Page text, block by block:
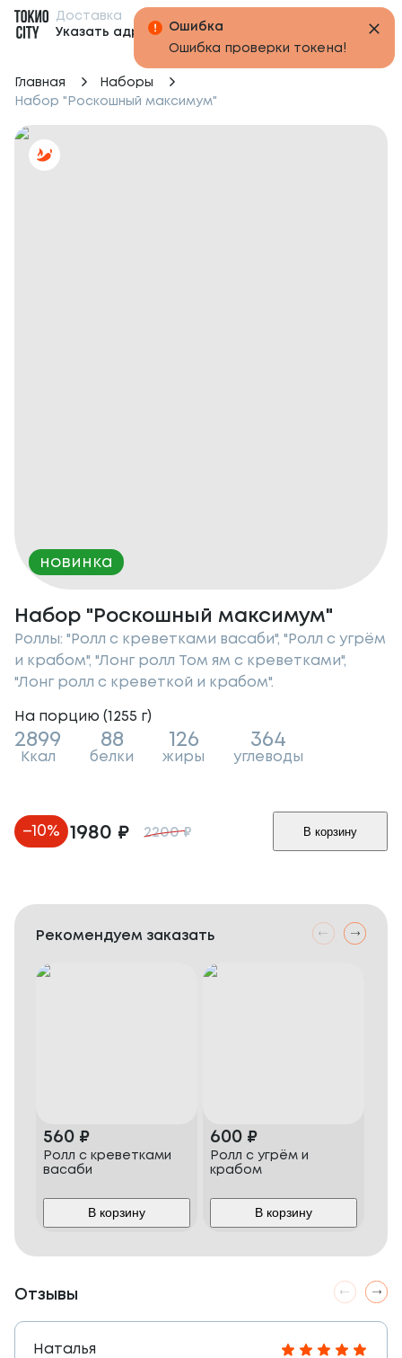
Доставка
Указать адрес
Главная
Наборы
Набор "Роскошный максимум"
новинка
Набор "Роскошный максимум"
Роллы: "Ролл с креветками васаби", "Ролл с угрём
и крабом", "Лонг ролл Том ям с креветками",
"Лонг ролл с креветкой и крабом".
На порцию (1255 г)
2899
Ккал
88
белки
126
жиры
364
углеводы
–10% 1980 ₽ 2200₽ В корзину
Рекомендуем заказать
560 ₽
Ролл с креветками
васаби
В корзину
600 ₽
Ролл с угрём и
крабом
В корзину
Отзывы
Наталья